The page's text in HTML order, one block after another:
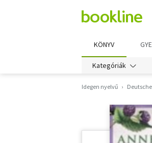
KÖNYV
Kategóriák
Idegen nyelvű